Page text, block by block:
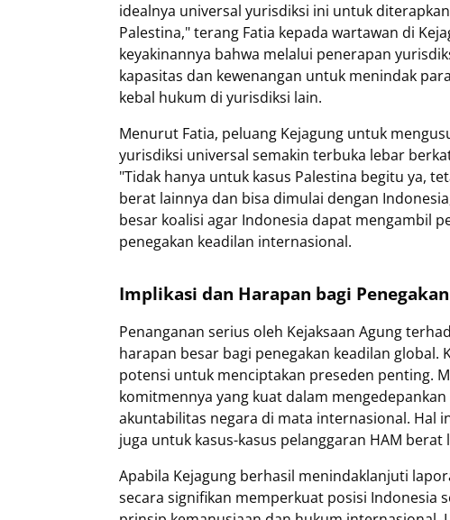
idealnya universal yurisdiksi ini untuk
Palestina," terang Fatia kepada wartawan di
keyakinannya bahwa melalui penerapan
kapasitas dan kewenangan untuk menindak
kebal hukum di yurisdiksi lain.
Menurut Fatia, peluang Kejagung untuk
yurisdiksi universal semakin terbuka lebar
"Tidak hanya untuk kasus Palestina begitu ya,
berat lainnya dan bisa dimulai dengan
besar koalisi agar Indonesia dapat mengambil
penegakan keadilan internasional.
Implikasi dan Harapan bagi
Penanganan serius oleh Kejaksaan Agung
harapan besar bagi penegakan keadilan global.
potensi untuk menciptakan preseden penting.
komitmennya yang kuat dalam
akuntabilitas negara di mata internasional. Hal
juga untuk kasus-kasus pelanggaran HAM
Apabila Kejagung berhasil menindaklanjuti
secara signifikan memperkuat posisi Indonesia